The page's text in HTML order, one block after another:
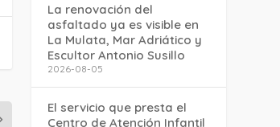
La renovación del
asfaltado ya es visible en
La Mulata, Mar Adriático y
Escultor Antonio Susillo
2026-08-05
El servicio que presta el
Centro de Atención Infantil